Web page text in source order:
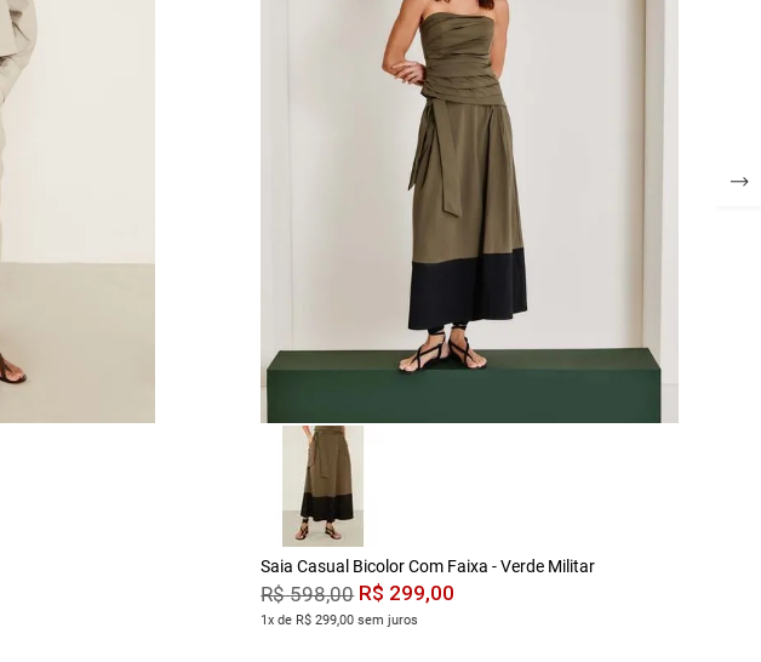
Saia Casual Bicolor Com Faixa - Verde Militar
R$ 598,00 R$ 299,00
1x de R$ 299,00 sem juros